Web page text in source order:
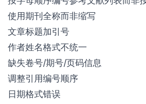
使用期刊全称而非缩写
文章标题加引号
作者姓名格式不统一
缺失卷号/期号/页码信息
调整引用编号顺序
日期格式错误